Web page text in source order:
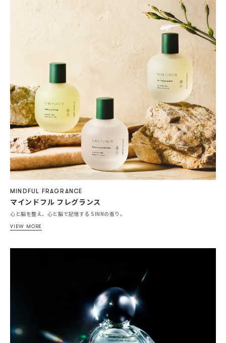
MINDFUL FRAGRANCE
マインドフル フレグランス
心と脳を整え、心と脳で記憶する SINNの香り。
VIEW MORE